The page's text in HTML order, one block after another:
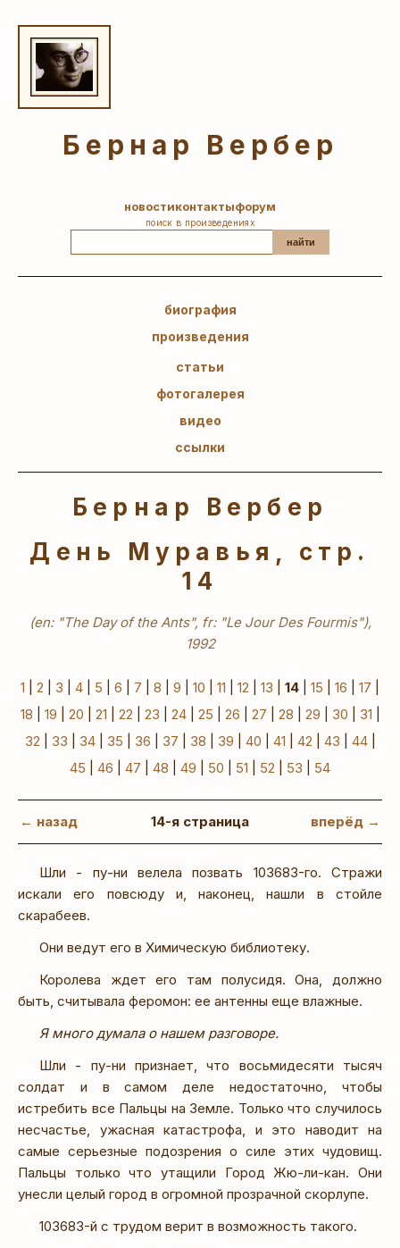
Бернар Вербер
новостиконтактыфорум
поиск в произведениях
найти
биография
произведения
статьи
фотогалерея
видео
ссылки
Бернар Вербер
День Муравья, стр.
14
(en: "The Day of the Ants", fr: "Le Jour Des Fourmis"),
1992
1 2 3 4 5 6 7 8 9 10 11 12 13 14 15 16 17
18
19 20 21 22 23 24| 25 26 27 28 29 30 31
32
33 34| 35 36 37 38 39 40 41 42 43 44|
45
46 47 48 49 50 51 52 53 54
← назад 14-я страница вперёд →
Шли - пу-ни велела позвать 103683-го. Стражи
искали его повсюду и, наконец, нашли в стойле
скарабеев.
Они ведут его в Химическую библиотеку.
Королева ждет его там полусидя. Она, должно
быть, считывала феромон: ее антенны еще влажные.
Я много думала о нашем разговоре.
Шли - пу-ни признает, что восьмидесяти тысяч
солдат и в самом деле недостаточно, чтобы
истребить все Пальцы на Земле. Только что случилось
несчастье, ужасная катастрофа, и это наводит на
самые серьезные подозрения о силе этих чудовищ.
Пальцы только что утащили Город Жю-ли-кан. Они
унесли целый город в огромной прозрачной скорлупе.
103683-й с трудом верит в возможность такого.